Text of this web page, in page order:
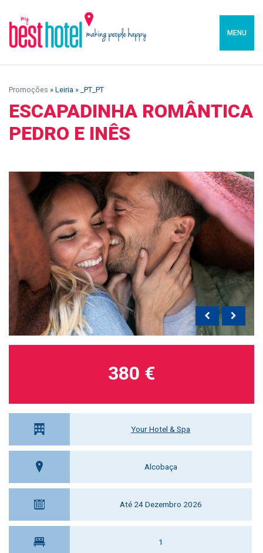
MENU
Promoções » Leiria » _PT_PT
ESCAPADINHA ROMÂNTICA
PEDRO E INÊS
Your Hotel & Spa
Alcobaça
Até 24 Dezembro 2026
1
380 €